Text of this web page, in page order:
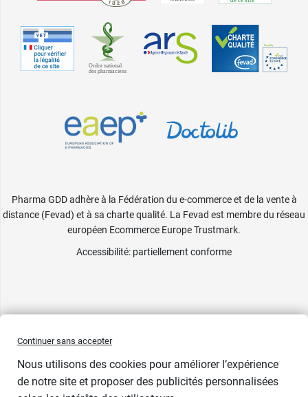
Pharma GDD adhère à la Fédération du e-commerce et de la vente à
distance (Fevad) et à sa charte qualité. La Fevad est membre du réseau
européen Ecommerce Europe Trustmark.
Accessibilité: partiellement conforme
Continuer sans accepter
Nous utilisons des cookies pour améliorer l’expérience
de notre site et proposer des publicités personnalisées